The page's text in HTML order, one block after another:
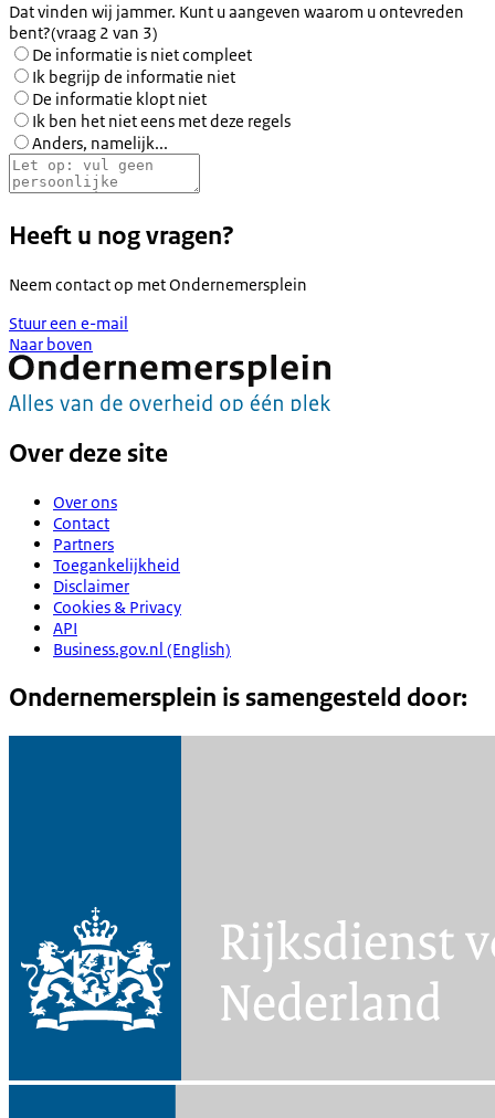
Dat vinden wij jammer. Kunt u aangeven waarom u ontevreden
bent?(vraag 2 van 3)
De informatie is niet compleet
Ik begrijp de informatie niet
De informatie klopt niet
Ik ben het niet eens met deze regels
Anders, namelijk...
Heeft u nog vragen?
Neem contact op metOndernemersplein
Stuur een e-mail
Naar boven
Over deze site
Over ons
Contact
Partners
Toegankelijkheid
Disclaimer
Cookies & Privacy
API
Business.gov.nl (English)
Ondernemersplein is samengesteld door: